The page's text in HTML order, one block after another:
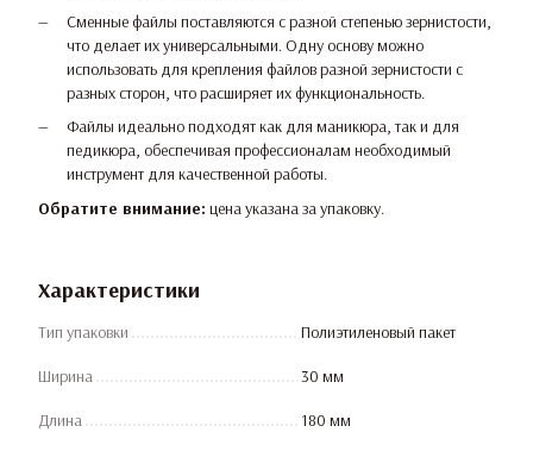
Сменные файлы поставляются с разной степенью зернистости,
что делает их универсальными. Одну основу можно
использовать для крепления файлов разной зернистости с
разных сторон, что расширяет их функциональность.
Файлы идеально подходят как для маникюра, так и для
педикюра, обеспечивая профессионалам необходимый
инструмент для качественной работы.
Обратите внимание: цена указана за упаковку.
Характеристики
Тип упаковки Полиэтиленовый пакет
Ширина 30 мм
Длина 180 мм